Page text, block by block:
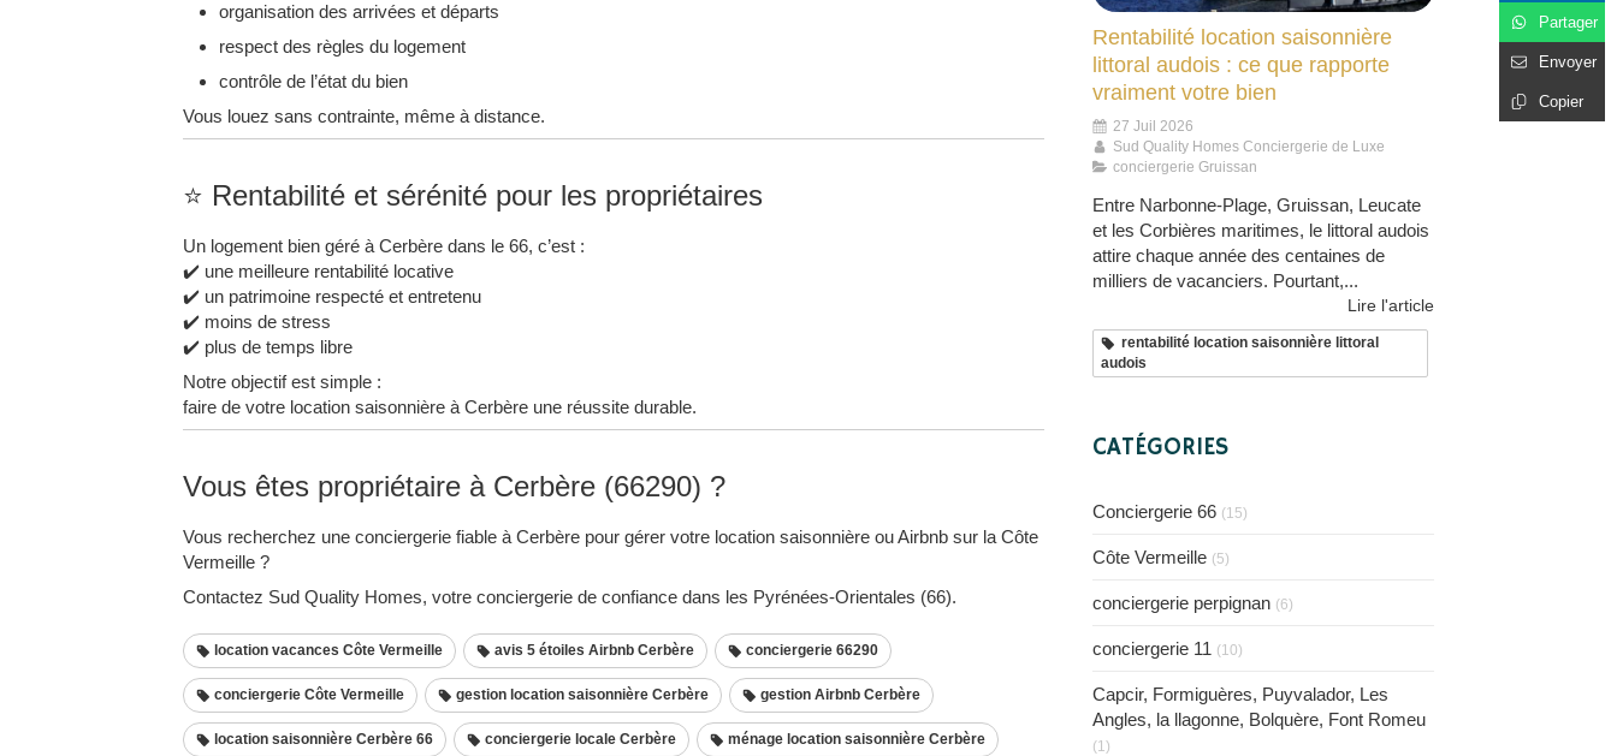
organisation des arrivées et départs
respect des règles du logement
contrôle de l’état du bien
Vous louez sans contrainte, même à distance.
⭐ Rentabilité et sérénité pour les propriétaires
Un logement bien géré à Cerbère dans le 66, c’est :
✔️ une meilleure rentabilité locative
✔️ un patrimoine respecté et entretenu
✔️ moins de stress
✔️ plus de temps libre
Notre objectif est simple :
faire de votre location saisonnière à Cerbère une réussite durable.
Vous êtes propriétaire à Cerbère (66290) ?
Vous recherchez une conciergerie fiable à Cerbère pour gérer votre location saisonnière ou Airbnb sur la Côte
Vermeille ?
Contactez Sud Quality Homes, votre conciergerie de confiance dans les Pyrénées-Orientales (66).
location vacances Côte Vermeille avis 5 étoiles Airbnb Cerbère conciergerie 66290
conciergerie Côte Vermeille gestion location saisonnière Cerbère gestion Airbnb Cerbère
location saisonnière Cerbère 66 conciergerie locale Cerbère ménage location saisonnière Cerbère
Partager
Envoyer
Copier
Rentabilité location saisonnière
littoral audois : ce que rapporte
vraiment votre bien
27 Juil 2026
Sud Quality Homes Conciergerie de Luxe
conciergerie Gruissan
Entre Narbonne-Plage, Gruissan, Leucate
et les Corbières maritimes, le littoral audois
attire chaque année des centaines de
milliers de vacanciers. Pourtant,...
Lire l'article
rentabilité location saisonnière littoral
audois
CATÉGORIES
Conciergerie 66 (15)
Côte Vermeille (5)
conciergerie perpignan (6)
conciergerie 11 (10)
Capcir, Formiguères, Puyvalador, Les
Angles, la llagonne, Bolquère, Font Romeu
(1)